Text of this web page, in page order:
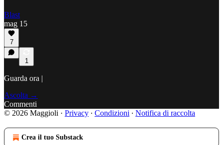
Blast
mag 15
7
1
Guarda ora |
Ascolta →
Commenti
© 2026 Maggioli · Privacy ∙ Condizioni ∙ Notifica di raccolta
Crea il tuo Substack